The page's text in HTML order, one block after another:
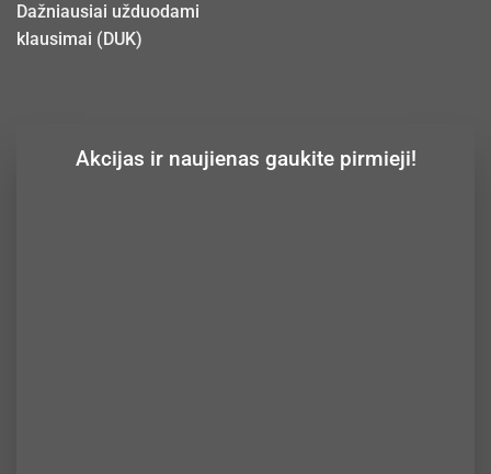
Dažniausiai užduodami
klausimai (DUK)
Akcijas ir naujienas gaukite pirmieji!